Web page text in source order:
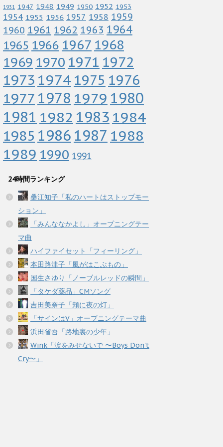
1931 1947 1948 1949 1950 1952 1953
1954 1955 1956 1957 1958 1959
1960 1961 1962 1963 1964
1965 1966 1967 1968
1969 1970 1971 1972
1973 1974 1975 1976
1977 1978 1979 1980
1981 1982 1983 1984
1985 1986 1987 1988
1989 1990 1991
24時間ランキング
桑江知子「私のハートはストップモー
ション」
「みんななかよし」オープニングテー
マ曲
ハイファイセット「フィーリング」
本田路津子「風がはこぶもの」
国生さゆり「ノーブルレッドの瞬間」
「タケダ薬品」CMソング
吉田美奈子「頬に夜の灯」
「サインはV」オープニングテーマ曲
浜田省吾「路地裏の少年」
Wink「涙をみせないで 〜Boys Don't
Cry〜」